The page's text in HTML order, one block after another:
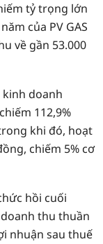
tỷ trọng lớn
của PV GAS
về gần 53.000
doanh
112,9%
khi đó, hoạt
chiếm 5% cơ
hồi cuối
thu thuần
nhuận sau thuế